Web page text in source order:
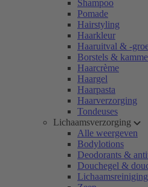
Shampoo
Pomade
Hairstyling
Haarkleur
Haaruitval & -
Borstels &
Haarcrème
Haargel
Haarpasta
Haarverzorging
Tondeuses
Lichaamsverzorging
Alle weergeven
Bodylotions
Deodorants &
Douchegel &